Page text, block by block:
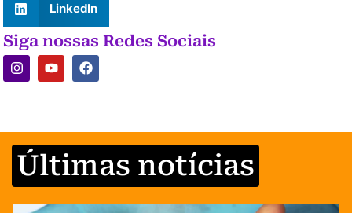
LinkedIn
Siga nossas Redes Sociais
Últimas notícias